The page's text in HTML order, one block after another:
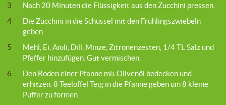
3
Nach 20 Minuten die Flüssigkeit aus den Zucchini pressen.
4
Die Zucchini in die Schüssel mit den Frühlingszwiebeln
geben.
5
Mehl, Ei, Aïoli, Dill, Minze, Zitronenzesten, 1/4 TL Salz und
Pfeffer hinzufügen. Gut vermischen.
6
Den Boden einer Pfanne mit Olivenöl bedecken und
erhitzen. 8 Teelöffel Teig in die Pfanne geben um 8 kleine
Puffer zu formen.